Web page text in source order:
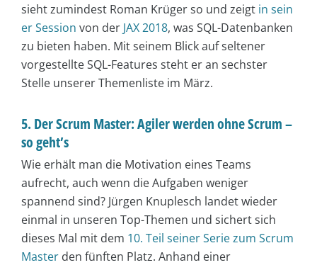
sieht zumindest Roman Krüger so und zeigt in sein
er Session von der JAX 2018, was SQL-Datenbanken
zu bieten haben. Mit seinem Blick auf seltener
vorgestellte SQL-Features steht er an sechster
Stelle unserer Themenliste im März.
5. Der Scrum Master: Agiler werden ohne Scrum –
so geht’s
Wie erhält man die Motivation eines Teams
aufrecht, auch wenn die Aufgaben weniger
spannend sind? Jürgen Knuplesch landet wieder
einmal in unseren Top-Themen und sichert sich
dieses Mal mit dem 10. Teil seiner Serie zum Scrum
Master den fünften Platz. Anhand einer